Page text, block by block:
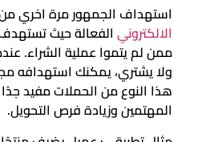
استهداف الجمهور مرة اخري
الالكتروني الفعالة حيث
ممن لم يتموا عملية الشراء.
ولا يشتري، يمكنك استهدافه
هذا النوع من الحملات مفيد
المهتمين وزيادة فرص التحويل.